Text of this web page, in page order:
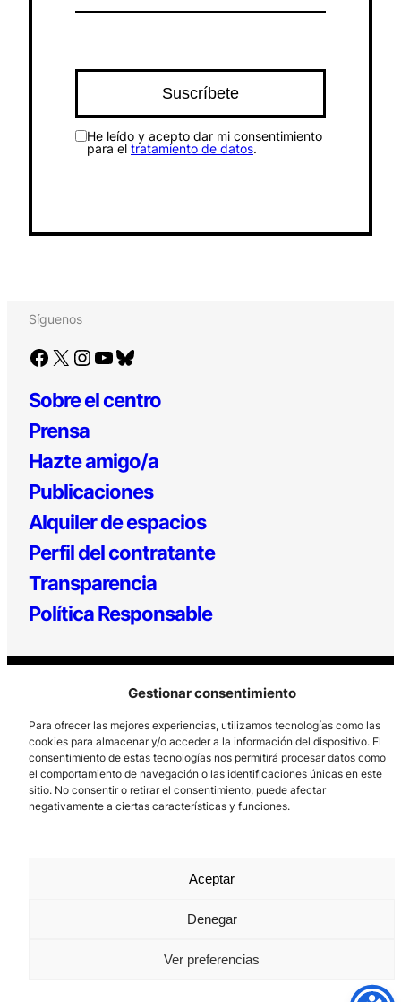
Gestionar consentimiento
Para ofrecer las mejores experiencias, utilizamos tecnologías como las
cookies para almacenar y/o acceder a la información del dispositivo. El
consentimiento de estas tecnologías nos permitirá procesar datos como
el comportamiento de navegación o las identificaciones únicas en este
sitio. No consentir o retirar el consentimiento, puede afectar
negativamente a ciertas características y funciones.
Aceptar
Denegar
Ver preferencias
He leído y acepto dar mi consentimiento
para el tratamiento de datos.
Síguenos
Facebook X Instagram YouTube Bluesky
Sobre el centro
Prensa
Hazte amigo/a
Publicaciones
Alquiler de espacios
Perfil del contratante
Transparencia
Política Responsable
Los Prados, 121 – 33203 Gijón
985 185 577 – info@laboralcentrodearte.org